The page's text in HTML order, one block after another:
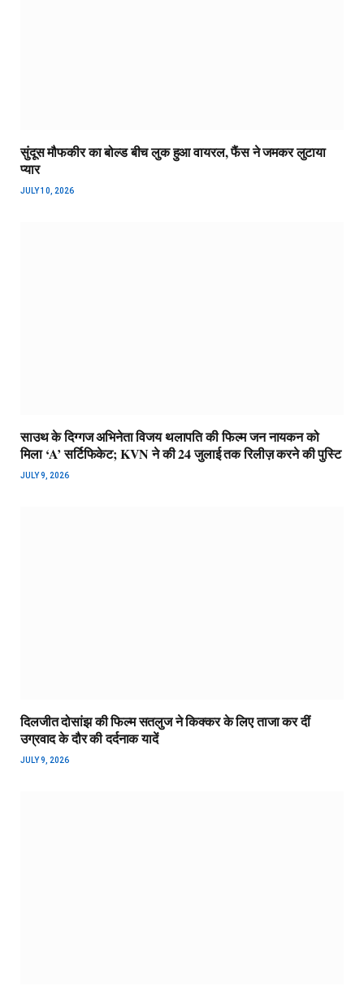
सुंदूस मौफकीर का बोल्ड बीच लुक हुआ वायरल, फैंस ने जमकर लुटाया
प्यार
JULY 10, 2026
साउथ के दिग्गज अभिनेता विजय थलापति की फिल्म जन नायकन को
मिला ‘A’ सर्टिफिकेट; KVN ने की 24 जुलाई तक रिलीज़ करने की पुस्टि
JULY 9, 2026
दिलजीत दोसांझ की फिल्म सतलुज ने किक्कर के लिए ताजा कर दीं
उग्रवाद के दौर की दर्दनाक यादें
JULY 9, 2026